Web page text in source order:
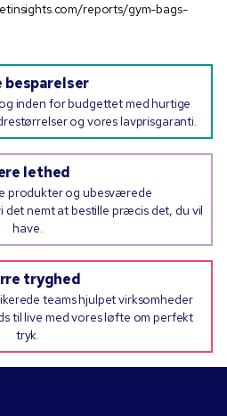
reports/gym-bags-
besparelser
inden for budgettet med hurtige
og vores lavprisgaranti.
lethed
produkter og ubesværede
det nemt at bestille præcis det, du vil
have.
tryghed
teams hjulpet virksomheder
til live med vores løfte om perfekt
tryk.